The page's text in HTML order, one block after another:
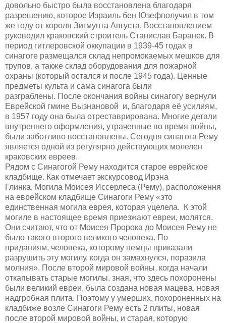
довольно быстро была восстановлена благодаря
разрешению, которое Израиль бен Юзефполучил в том
же году от короля Зигмунта Августа. Восстановлением
руководил краковский строитель Станислав Баранек. В
период гитлеровской оккупации в 1939-45 годах в
синагоге размещался склад непромокаемых мешков для
трупов, а также склад оборудования для пожарной
охраны (который остался и после 1945 года). Ценные
предметы культа и сама синагога были
разграблены. После окончания войны синагогу вернули
Еврейской гмине Вызнановой и, благодаря её усилиям,
в 1957 году она была отреставрирована. Многие детали
внутреннего оформления, утраченные во время войны,
были заботливо восстановлены. Сегодня синагога Рему
является одной из регулярно действующих молелен
краковских евреев.
Рядом с Синагогой Рему находится старое еврейское
кладбище. Как отмечает экскурсовод Ирэна
Глинка, Могила Моисея Иссерлеса (Рему), расположення
на еврейском кладбище Синагоги Рему «это
единственная могила еврея, которая уцелела. К этой
могиле в настоящее время приезжают евреи, молятся.
Они считают, что от Моисея П ророка до Моисея Рему не
было такого второго великого человека. По
приданиям, человека, которому немцы приказали
разрушить эту могилу, когда он замахнулся, поразила
молния». После второй мировой войны, когда начали
откапывать старые могилы, зная, что здесь похоронены
были великий евреи, была создана новая мацева, новая
надгробная плита. Поэтому у умерших, похороненных на
кладбиже возле Синагоги Рему есть 2 плиты, новая
после второй мировой войны, и старая, которую